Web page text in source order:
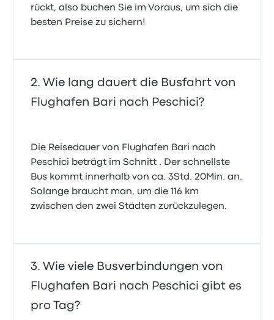
rückt, also buchen Sie im Voraus, um sich die
besten Preise zu sichern!
Wie lang dauert die Busfahrt von
Flughafen Bari nach Peschici?
Die Reisedauer von Flughafen Bari nach
Peschici beträgt im Schnitt . Der schnellste
Bus kommt innerhalb von ca. 3Std. 20Min. an.
Solange braucht man, um die 116 km
zwischen den zwei Städten zurückzulegen.
Wie viele Busverbindungen von
Flughafen Bari nach Peschici gibt es
pro Tag?